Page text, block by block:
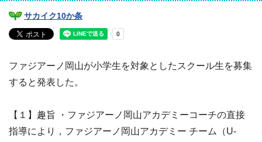
サカイク10か条
ファジアーノ岡山が小学生を対象としたスクール生を募集
すると発表した。
【１】趣旨 ・ファジアーノ岡山アカデミーコーチの直接
指導により，ファジアーノ岡山アカデミー チーム（U-